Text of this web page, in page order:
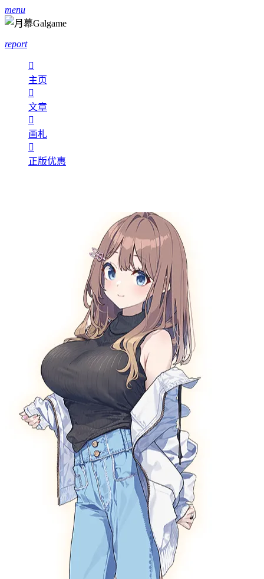
menu
report

主页

文章

画札

正版优惠